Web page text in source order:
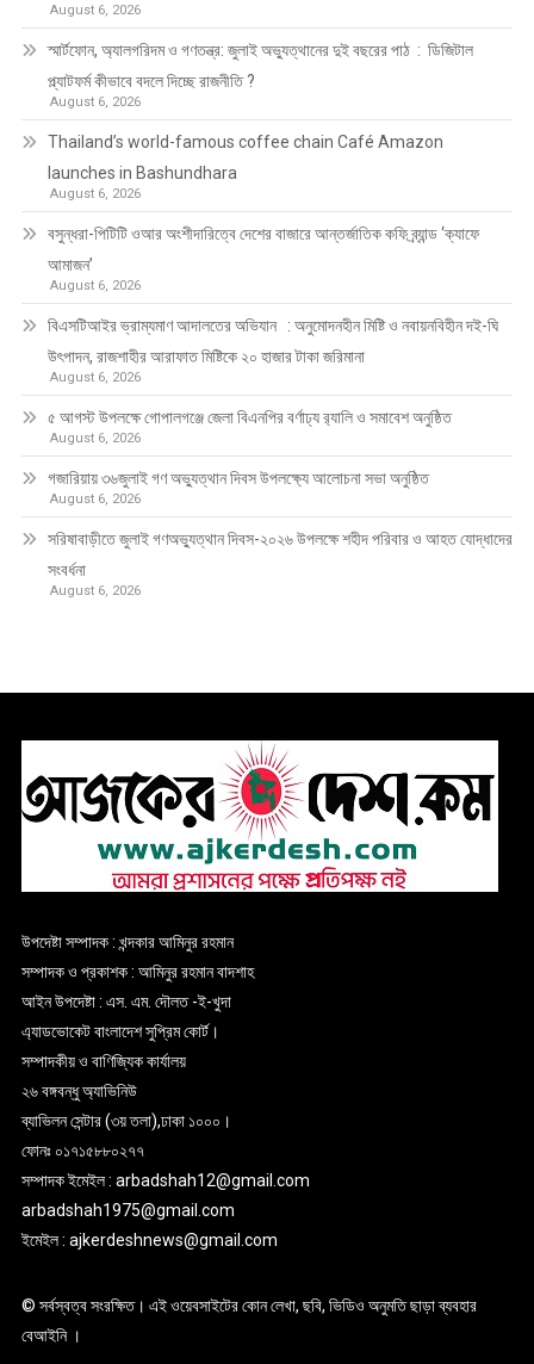
August 6, 2026
স্মার্টফোন, অ্যালগরিদম ও গণতন্ত্র: জুলাই অভ্যুত্থানের দুই বছরের পাঠ : ডিজিটাল
প্ল্যাটফর্ম কীভাবে বদলে দিচ্ছে রাজনীতি ?
August 6, 2026
Thailand’s world-famous coffee chain Café Amazon
launches in Bashundhara
August 6, 2026
বসুন্ধরা-পিটিটি ওআর অংশীদারিত্বে দেশের বাজারে আন্তর্জাতিক কফি ব্র্যান্ড ‘ক্যাফে
আমাজন’
August 6, 2026
বিএসটিআইর ভ্রাম্যমাণ আদালতের অভিযান : অনুমোদনহীন মিষ্টি ও নবায়নবিহীন দই-ঘি
উৎপাদন, রাজশাহীর আরাফাত মিষ্টিকে ২০ হাজার টাকা জরিমানা
August 6, 2026
৫ আগস্ট উপলক্ষে গোপালগঞ্জে জেলা বিএনপির বর্ণাঢ্য র‍্যালি ও সমাবেশ অনুষ্ঠিত
August 6, 2026
গজারিয়ায় ৩৬জুলাই গণ অভ্যুত্থান দিবস উপলক্ষ্যে আলোচনা সভা অনুষ্ঠিত
August 6, 2026
সরিষাবাড়ীতে জুলাই গণঅভ্যুত্থান দিবস-২০২৬ উপলক্ষে শহীদ পরিবার ও আহত যোদ্ধাদের
সংবর্ধনা
August 6, 2026
উপদেষ্টা সম্পাদক : খন্দকার আমিনুর রহমান
সম্পাদক ও প্রকাশক : আমিনুর রহমান বাদশাহ
আইন উপদেষ্টা : এস. এম. দৌলত -ই-খুদা
এ্যাডভোকেট বাংলাদেশ সুপ্রিম কোর্ট।
সম্পাদকীয় ও বাণিজ্যিক কার্যালয়
২৬ বঙ্গবন্ধু অ্যাভিনিউ
ব্যাভিলন সেন্টার (৩য় তলা),ঢাকা ১০০০।
ফোনঃ ০১৭১৫৮৮০২৭৭
সম্পাদক ইমেইল : arbadshah12@gmail.com
arbadshah1975@gmail.com
ইমেইল : ajkerdeshnews@gmail.com
© সর্বস্বত্ব সংরক্ষিত। এই ওয়েবসাইটের কোন লেখা, ছবি, ভিডিও অনুমতি ছাড়া ব্যবহার
বেআইনি ।